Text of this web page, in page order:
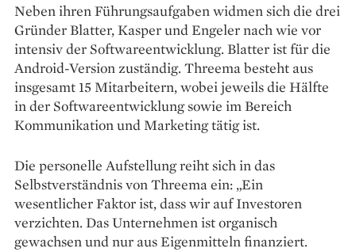
Neben ihren Führungsaufgaben widmen sich die drei
Gründer Blatter, Kasper und Engeler nach wie vor
intensiv der Softwareentwicklung. Blatter ist für die
Android-Version zuständig. Threema besteht aus
insgesamt 15 Mitarbeitern, wobei jeweils die Hälfte
in der Softwareentwicklung sowie im Bereich
Kommunikation und Marketing tätig ist.
Die personelle Aufstellung reiht sich in das
Selbstverständnis von Threema ein: „Ein
wesentlicher Faktor ist, dass wir auf Investoren
verzichten. Das Unternehmen ist organisch
gewachsen und nur aus Eigenmitteln finanziert.